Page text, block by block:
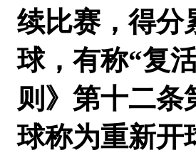
续比赛，得分
球，有称“复
则》第十二条
球称为重新开